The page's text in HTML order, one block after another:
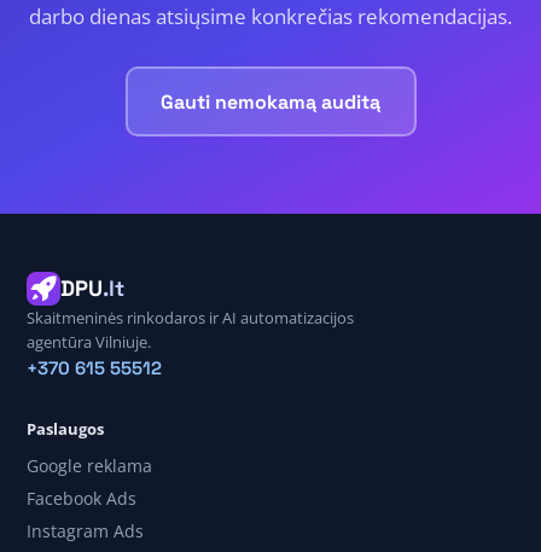
darbo dienas atsiųsime konkrečias rekomendacijas.
Gauti nemokamą auditą
DPU.lt
Skaitmeninės rinkodaros ir AI automatizacijos
agentūra Vilniuje.
+370 615 55512
Paslaugos
Google reklama
Facebook Ads
Instagram Ads